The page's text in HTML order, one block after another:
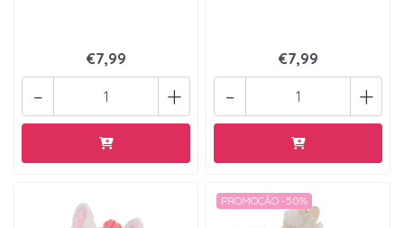
€7,99
+
-
€7,99
+
-
PROMOÇÃO -50%